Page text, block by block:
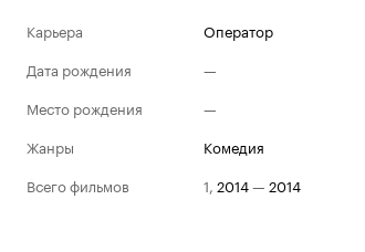
Карьера
Оператор
Дата рождения
—
Место рождения
—
Жанры
комедия
Всего фильмов
1, 2014— 2014